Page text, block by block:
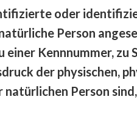
oder
Person
Kennnummer,
der physischen,
Person